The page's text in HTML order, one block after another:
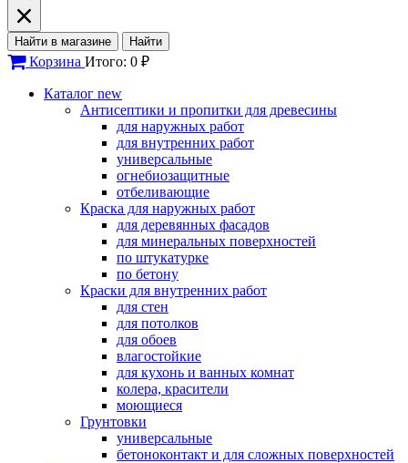
Найти в магазине Найти
Корзина Итого: 0 ₽
Каталог new
Антисептики и пропитки для древесины
для наружных работ
для внутренних работ
универсальные
огнебиозащитные
отбеливающие
Краска для наружных работ
для деревянных фасадов
для минеральных поверхностей
по штукатурке
по бетону
Краски для внутренних работ
для стен
для потолков
для обоев
влагостойкие
для кухонь и ванных комнат
колера, красители
моющиеся
Грунтовки
универсальные
бетоноконтакт и для сложных поверхностей